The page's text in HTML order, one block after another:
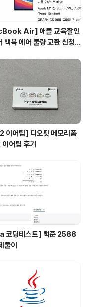
Air] 애플 교육할인
맥북 에어 불량 교환 신청
이어팁] 디오핏 메모리폼
어팁 후기
코딩테스트] 백준 2588
풀이